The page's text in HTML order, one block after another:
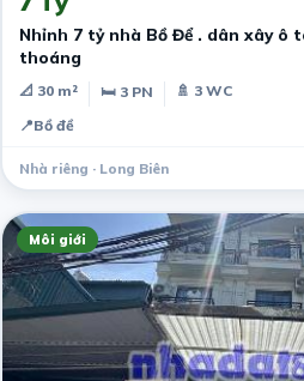
Nhỉnh 7 tỷ nhà Bồ Để . dân xây ô
thoáng
📐 30 m² 🛏 3 PN
🚿 3 WC
📍Bồ đề
Nhà riêng · Long Biên
Môi giới